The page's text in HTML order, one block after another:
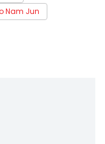
Nam Jun